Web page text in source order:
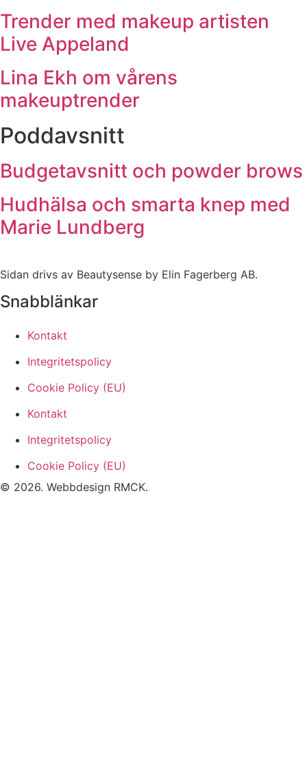
Trender med makeup artisten
Live Appeland
Lina Ekh om vårens
makeuptrender
Poddavsnitt
Budgetavsnitt och powder brows
Hudhälsa och smarta knep med
Marie Lundberg
Sidan drivs av Beautysense by Elin Fagerberg AB.
Snabblänkar
Kontakt
Integritetspolicy
Cookie Policy (EU)
Kontakt
Integritetspolicy
Cookie Policy (EU)
© 2026. Webbdesign RMCK.